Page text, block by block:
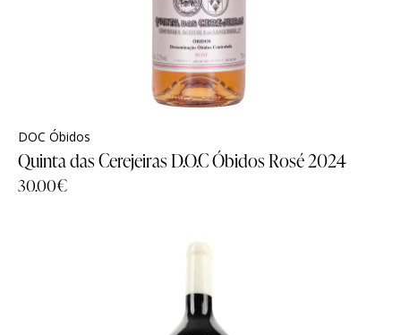
DOC Óbidos
Quinta das Cerejeiras D.O.C Óbidos Rosé 2024
30.00€